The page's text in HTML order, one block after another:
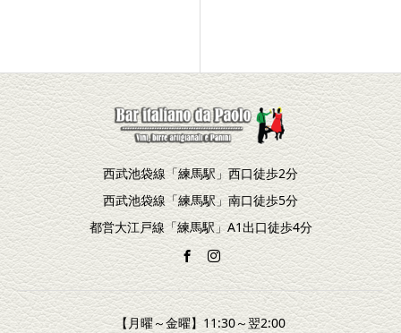
西武池袋線「練馬駅」西口徒歩2分
西武池袋線「練馬駅」南口徒歩5分
都営大江戸線「練馬駅」A1出口徒歩4分
【月曜～金曜】11:30～翌2:00